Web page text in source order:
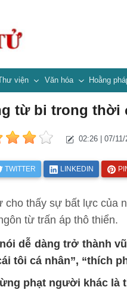
viện Văn hóa Hoằng
từ bi trong thời
02:26 | 07/11/
TWITTER LINKEDIN
cho thấy sự bất lực của
từ trấn áp thô thiển.
nóidễ dàng trở thành
tôi cá nhân”, “thích
phạt người khác là